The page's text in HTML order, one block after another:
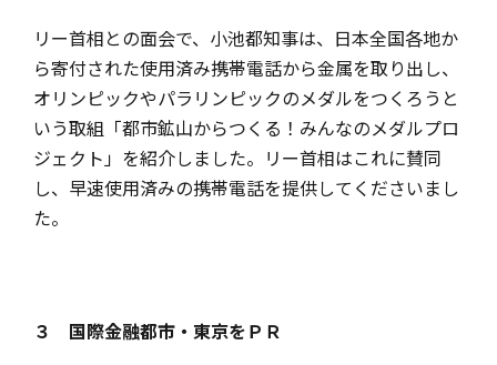
リー首相との面会で、小池都知事は、日本全国各地か
ら寄付された使用済み携帯電話から金属を取り出し、
オリンピックやパラリンピックのメダルをつくろうと
いう取組「都市鉱山からつくる！みんなのメダルプロ
ジェクト」を紹介しました。リー首相はこれに賛同
し、早速使用済みの携帯電話を提供してくださいまし
た。
３ 国際金融都市・東京をＰＲ